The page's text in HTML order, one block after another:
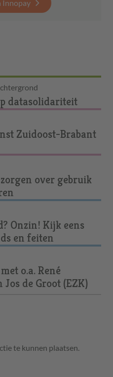
Innopay
datasolidariteit
Zuidoost-Brabant
over gebruik
Onzin! Kijk eens
en feiten
o.a. René
de Groot (EZK)
te kunnen plaatsen.